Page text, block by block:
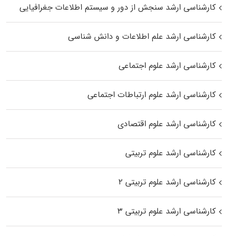
کارشناسی ارشد سنجش از دور و سیستم اطلاعات جغرافیایی
کارشناسی ارشد علم اطلاعات و دانش شناسی
کارشناسی ارشد علوم اجتماعی
کارشناسی ارشد علوم ارتباطات اجتماعی
کارشناسی ارشد علوم اقتصادی
کارشناسی ارشد علوم تربیتی
کارشناسی ارشد علوم تربیتی ۲
کارشناسی ارشد علوم تربیتی ۳